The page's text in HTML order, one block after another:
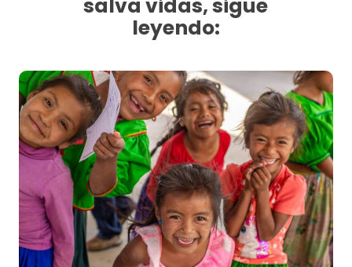
salva vidas, sigue
leyendo: